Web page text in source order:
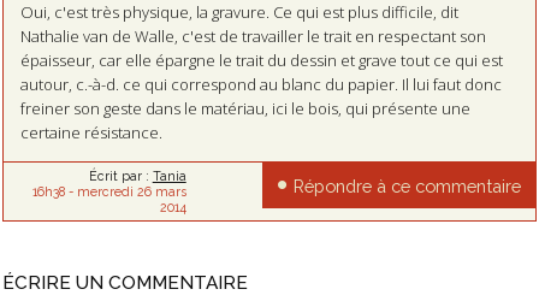
Oui, c'est très physique, la gravure. Ce qui est plus difficile, dit
Nathalie van de Walle, c'est de travailler le trait en respectant son
épaisseur, car elle épargne le trait du dessin et grave tout ce qui est
autour, c.-à-d. ce qui correspond au blanc du papier. Il lui faut donc
freiner son geste dans le matériau, ici le bois, qui présente une
certaine résistance.
Écrit par : Tania
16h38- mercredi 26 mars
2014
Répondre à ce commentaire
ÉCRIRE UN COMMENTAIRE